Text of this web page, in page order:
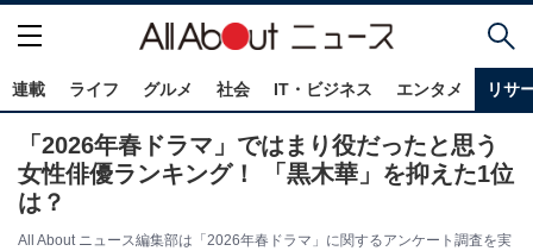
連載 ライフ グルメ 社会 IT・ビジネス エンタメ リサ
「2026年春ドラマ」ではまり役だったと思う
女性俳優ランキング！ 「黒木華」を抑えた1位
は？
All About ニュース編集部は「2026年春ドラマ」に関するアンケート調査を実